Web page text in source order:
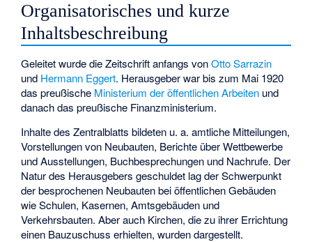
Organisatorisches und kurze
Inhaltsbeschreibung
Geleitet wurde die Zeitschrift anfangs vonOtto Sarrazin
und Hermann Eggert. Herausgeber war bis zum Mai 1920
das preußische Ministerium der öffentlichen Arbeiten und
danach das preußische Finanzministerium.
Inhalte des Zentralblatts bildeten u. a. amtliche Mitteilungen,
Vorstellungen von Neubauten, Berichte über Wettbewerbe
und Ausstellungen, Buchbesprechungen und Nachrufe. Der
Natur des Herausgebers geschuldet lag der Schwerpunkt
der besprochenen Neubauten bei öffentlichen Gebäuden
wie Schulen, Kasernen, Amtsgebäuden und
Verkehrsbauten. Aber auch Kirchen, die zu ihrer Errichtung
einen Bauzuschuss erhielten, wurden dargestellt.